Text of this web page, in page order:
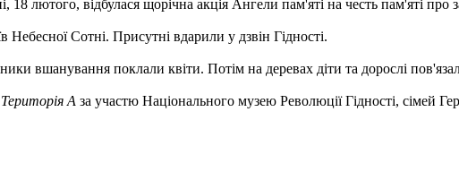
18 лютого, відбулася щорічна акція Ангели пам'яті на честь пам'яті
Небесної Сотні. Присутні вдарили у дзвін Гідності.
вшанування поклали квіти. Потім на деревах діти та дорослі
Територія А за участю Національного музею Революції Гідності, сімей